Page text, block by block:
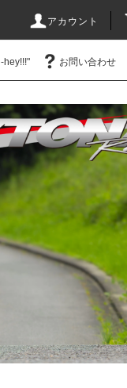
アカウント
hey!!!" お問い合わせ